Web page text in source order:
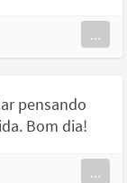
...
pensando
Bom dia!
...